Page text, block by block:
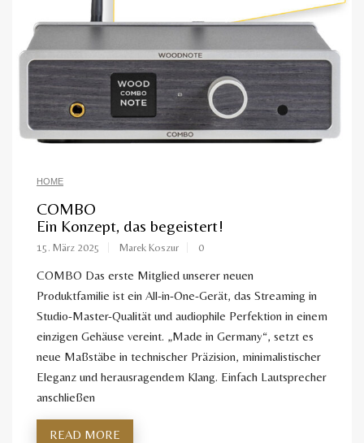
HOME
COMBO
Ein Konzept, das begeistert!
15. März 2025 Marek Koszur 0
COMBO Das erste Mitglied unserer neuen
Produktfamilie ist ein All-in-One-Gerät, das Streaming in
Studio-Master-Qualität und audiophile Perfektion in einem
einzigen Gehäuse vereint. „Made in Germany“, setzt es
neue Maßstäbe in technischer Präzision, minimalistischer
Eleganz und herausragendem Klang. Einfach Lautsprecher
anschließen
READ MORE